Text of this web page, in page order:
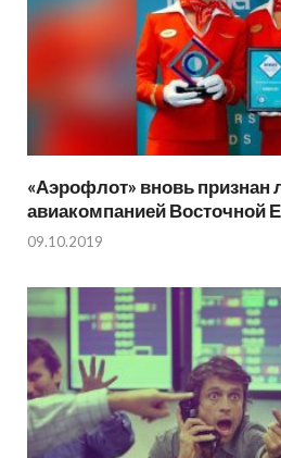
«Аэрофлот» вновь признан
авиакомпанией Восточной
09.10.2019